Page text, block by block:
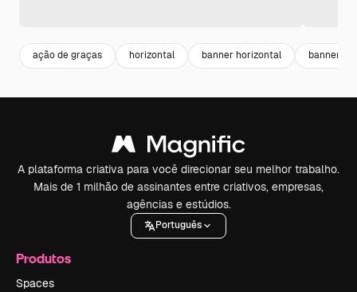
ação de graças horizontal banner horizontal banner
A plataforma criativa para você direcionar seu melhor trabalho.
Mais de 1 milhão de assinantes entre criativos, empresas,
agências e estúdios.
Português
Produtos
Spaces